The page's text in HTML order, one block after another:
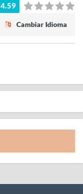
4.59
Cambiar Idioma